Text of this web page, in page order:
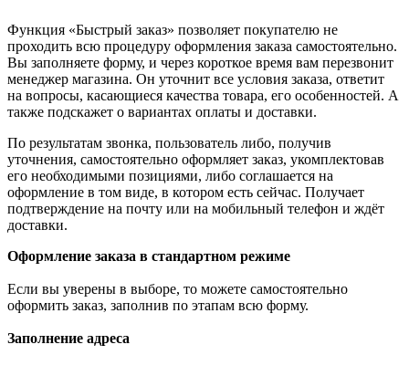
Функция «Быстрый заказ» позволяет покупателю не
проходить всю процедуру оформления заказа самостоятельно.
Вы заполняете форму, и через короткое время вам перезвонит
менеджер магазина. Он уточнит все условия заказа, ответит
на вопросы, касающиеся качества товара, его особенностей. А
также подскажет о вариантах оплаты и доставки.
По результатам звонка, пользователь либо, получив
уточнения, самостоятельно оформляет заказ, укомплектовав
его необходимыми позициями, либо соглашается на
оформление в том виде, в котором есть сейчас. Получает
подтверждение на почту или на мобильный телефон и ждёт
доставки.
Оформление заказа в стандартном режиме
Если вы уверены в выборе, то можете самостоятельно
оформить заказ, заполнив по этапам всю форму.
Заполнение адреса